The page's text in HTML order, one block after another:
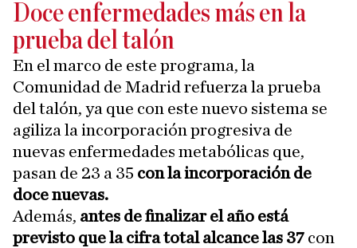
Doce enfermedades más en la
prueba del talón
En el marco de este programa, la
Comunidad de Madrid refuerza la prueba
del talón, ya que con este nuevo sistema se
agiliza la incorporación progresiva de
nuevas enfermedades metabólicas que,
pasan de 23 a 35 con la incorporación de
doce nuevas.
Además, antes de finalizar el año está
previsto que la cifra total alcance las 37 con